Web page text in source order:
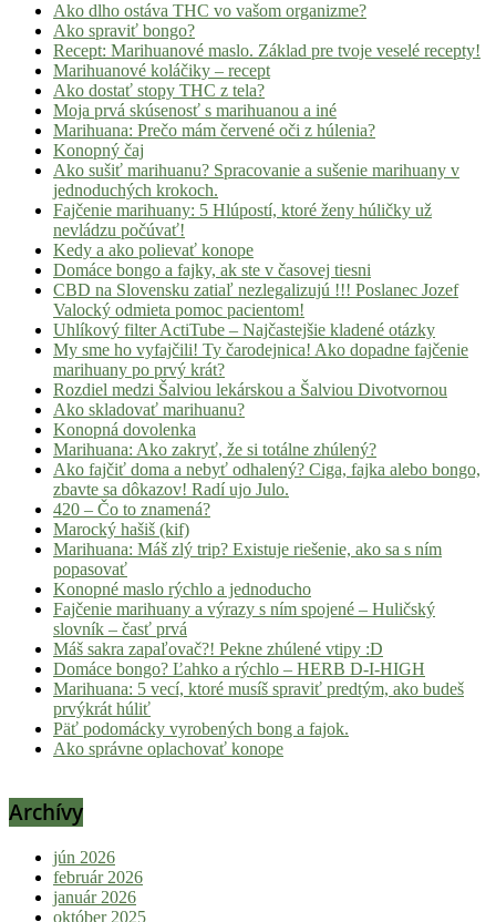
Ako dlho ostáva THC vo vašom organizme?
Ako spraviť bongo?
Recept: Marihuanové maslo. Základ pre tvoje veselé recepty!
Marihuanové koláčiky – recept
Ako dostať stopy THC z tela?
Moja prvá skúsenosť s marihuanou a iné
Marihuana: Prečo mám červené oči z húlenia?
Konopný čaj
Ako sušiť marihuanu? Spracovanie a sušenie marihuany v
jednoduchých krokoch.
Fajčenie marihuany: 5 Hlúpostí, ktoré ženy húličky už
nevládzu počúvať!
Kedy a ako polievať konope
Domáce bongo a fajky, ak ste v časovej tiesni
CBD na Slovensku zatiaľ nezlegalizujú !!! Poslanec Jozef
Valocký odmieta pomoc pacientom!
Uhlíkový filter ActiTube – Najčastejšie kladené otázky
My sme ho vyfajčili! Ty čarodejnica! Ako dopadne fajčenie
marihuany po prvý krát?
Rozdiel medzi Šalviou lekárskou a Šalviou Divotvornou
Ako skladovať marihuanu?
Konopná dovolenka
Marihuana: Ako zakryť, že si totálne zhúlený?
Ako fajčiť doma a nebyť odhalený? Ciga, fajka alebo bongo,
zbavte sa dôkazov! Radí ujo Julo.
420 – Čo to znamená?
Marocký hašiš (kif)
Marihuana: Máš zlý trip? Existuje riešenie, ako sa s ním
popasovať
Konopné maslo rýchlo a jednoducho
Fajčenie marihuany a výrazy s ním spojené – Huličský
slovník – časť prvá
Máš sakra zapaľovač?! Pekne zhúlené vtipy :D
Domáce bongo? Ľahko a rýchlo – HERB D-I-HIGH
Marihuana: 5 vecí, ktoré musíš spraviť predtým, ako budeš
prvýkrát húliť
Päť podomácky vyrobených bong a fajok.
Ako správne oplachovať konope
Archívy
jún 2026
február 2026
január 2026
október 2025